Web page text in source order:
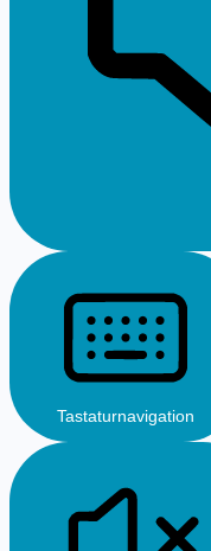
Tastaturnavigation